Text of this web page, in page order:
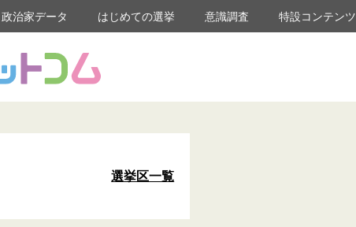
政治家データ はじめての選挙 意識調査 特設コンテンツ
選挙区一覧